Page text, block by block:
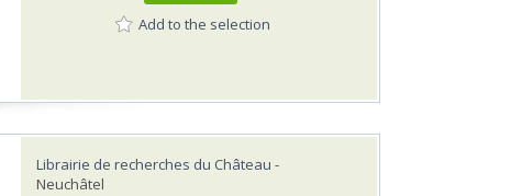
Add to the selection
Librairie de recherches du Château -
Neuchâtel